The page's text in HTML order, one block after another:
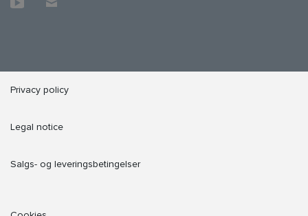
Privacy policy
Legal notice
Salgs- og leveringsbetingelser